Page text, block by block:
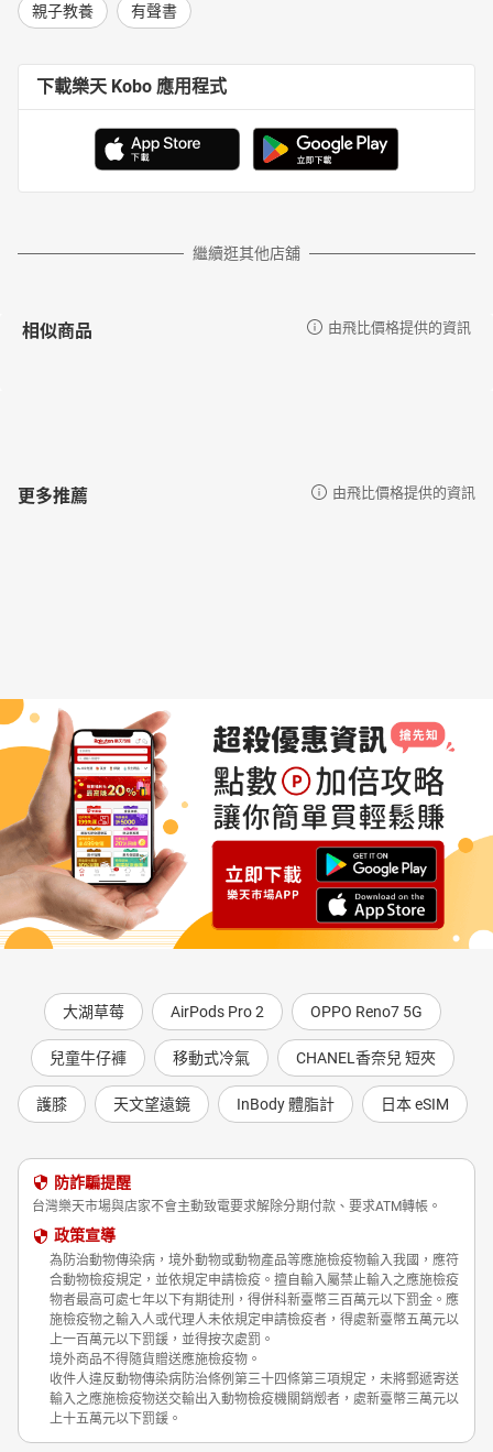
親子教養 有聲書
下載樂天 Kobo 應用程式
繼續逛其他店舖
相似商品 由飛比價格提供的資訊
更多推薦 由飛比價格提供的資訊
大湖草莓 AirPods Pro 2 OPPO Reno7 5G
兒童牛仔褲 移動式冷氣 CHANEL香奈兒 短夾
護膝 天文望遠鏡 InBody 體脂計 日本 eSIM
防詐騙提醒
台灣樂天市場與店家不會主動致電要求解除分期付款、要求ATM轉帳。
政策宣導
為防治動物傳染病，境外動物或動物產品等應施檢疫物輸入我國，應符
合動物檢疫規定，並依規定申請檢疫。擅自輸入屬禁止輸入之應施檢疫
物者最高可處七年以下有期徒刑，得併科新臺幣三百萬元以下罰金。應
施檢疫物之輸入人或代理人未依規定申請檢疫者，得處新臺幣五萬元以
上一百萬元以下罰鍰，並得按次處罰。
境外商品不得隨貨贈送應施檢疫物。
收件人違反動物傳染病防治條例第三十四條第三項規定，未將郵遞寄送
輸入之應施檢疫物送交輸出入動物檢疫機關銷燬者，處新臺幣三萬元以
上十五萬元以下罰鍰。